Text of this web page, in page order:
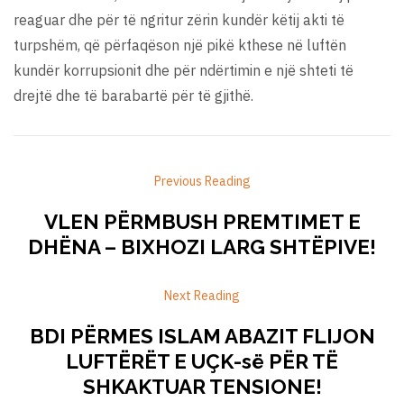
reaguar dhe për të ngritur zërin kundër këtij akti të
turpshëm, që përfaqëson një pikë kthese në luftën
kundër korrupsionit dhe për ndërtimin e një shteti të
drejtë dhe të barabartë për të gjithë.
Previous Reading
VLEN PËRMBUSH PREMTIMET E
DHËNA – BIXHOZI LARG SHTËPIVE!
Next Reading
BDI PËRMES ISLAM ABAZIT FLIJON
LUFTËRËT E UÇK-së PËR TË
SHKAKTUAR TENSIONE!